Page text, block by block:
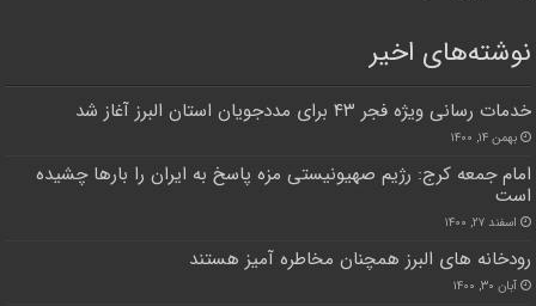
نوشته‌های اخیر
خدمات رسانی ویژه فجر ۴۳ برای مددجویان استان البرز آغاز شد
بهمن ۱۴, ۱۴۰۰
امام جمعه کرج: رژیم صهیونیستی مزه پاسخ به ایران را بارها چشیده
است
اسفند ۲۷, ۱۴۰۰
رودخانه های البرز همچنان مخاطره آمیز هستند
آبان ۳۰, ۱۴۰۰